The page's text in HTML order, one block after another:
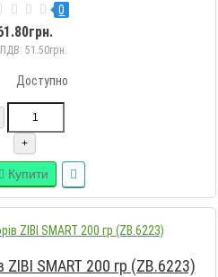
гуртків образотворчого та
• колір дощечки – фіо..
0
51.50грн.
Доступно
+
Купити
ZIBI SMART 200 гр (ZB.6223)